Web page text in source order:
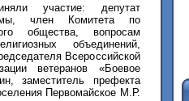
участие: депутат
член Комитета по
общества, вопросам
объединений,
Всероссийской
ветеранов «Боевое
заместитель префекта
Первомайское М.Р.